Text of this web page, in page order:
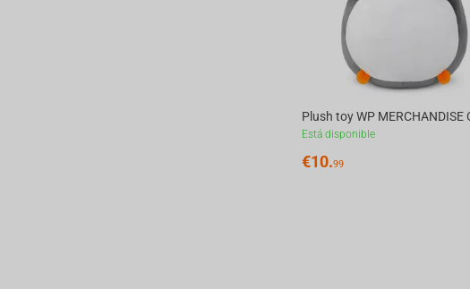
Está disponible
€10.99